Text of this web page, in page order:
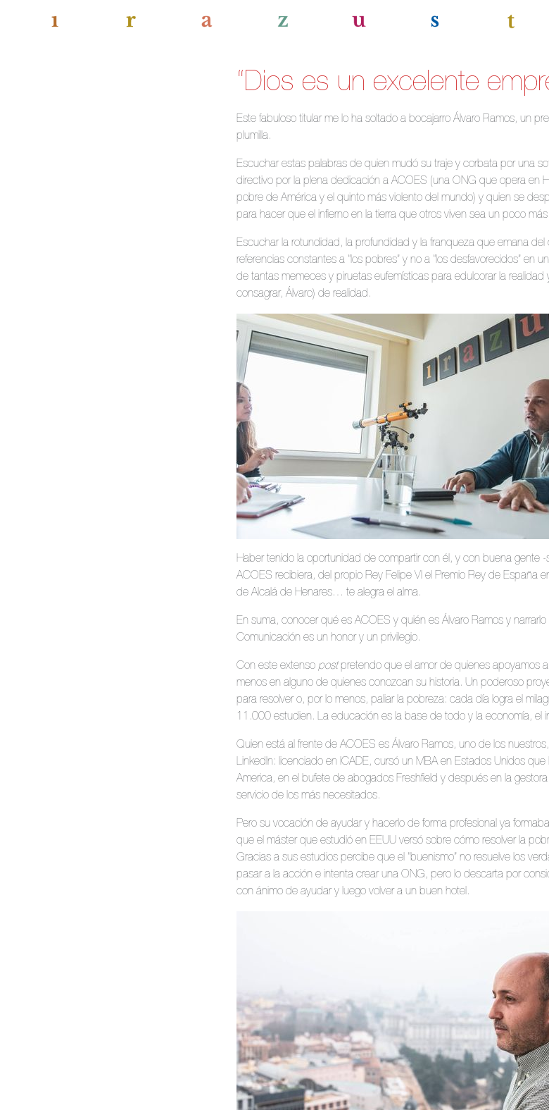
“Dios es un excelente
Este fabuloso titular me lo ha soltado a bocajarro Álvaro Ramos, un
plumilla.
Escuchar estas palabras de quien mudó su traje y corbata por una
directivo por la plena dedicación a ACOES (una ONG que opera en
pobre de América y el quinto más violento del mundo) y quien se
para hacer que el infierno en la tierra que otros viven sea un poco
Escuchar la rotundidad, la profundidad y la franqueza que emana
referencias constantes a “los pobres” y no a “los desfavorecidos” en
de tantas memeces y piruetas eufemísticas para edulcorar la
consagrar, Álvaro) de realidad.
Haber tenido la oportunidad de compartir con él, y con buena gente
ACOES recibiera, del propio Rey Felipe VI el Premio Rey de España
de Alcalá de Henares… te alegra el alma.
En suma, conocer qué es ACOES y quién es Álvaro Ramos y
Comunicación es un honor y un privilegio.
Con este extenso postpretendo que el amor de quienes apoyamos
menos en alguno de quienes conozcan su historia. Un poderoso
para resolver o, por lo menos, paliar la pobreza: cada día logra el
11.000 estudien. La educación es la base de todo y la economía, el
Quien está al frente de ACOES es Álvaro Ramos, uno de los
LinkedIn: licenciado en ICADE, cursó un MBA en Estados Unidos
America, en el bufete de abogados Freshfield y después en la
servicio de los más necesitados.
Pero su vocación de ayudar y hacerlo de forma profesional ya
que el máster que estudió en EEUU versó sobre cómo resolver la
Gracias a sus estudios percibe que el “buenismo” no resuelve los
pasar a la acción e intenta crear una ONG, pero lo descarta por
con ánimo de ayudar y luego volver a un buen hotel.